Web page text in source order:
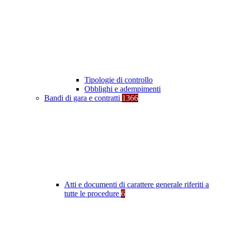
Tipologie di controllo
Obblighi e adempimenti
Bandi di gara e contratti 1366
Atti e documenti di carattere generale riferiti a
tutte le procedure 6